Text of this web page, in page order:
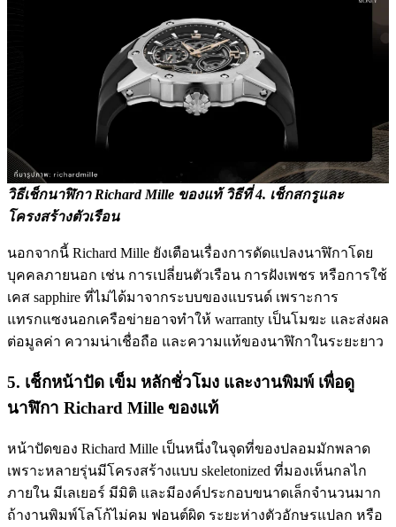
วิธีเช็กนาฬิกา Richard Mille ของแท้ วิธีที่4. เช็กสกรูและ
โครงสร้างตัวเรือน
นอกจากนี้ Richard Mille ยังเตือนเรื่องการดัดแปลงนาฬิกาโดย
บุคคลภายนอก เช่น การเปลี่ยนตัวเรือน การฝังเพชร หรือการใช้
เคส sapphire ที่ไม่ได้มาจากระบบของแบรนด์ เพราะการ
แทรกแซงนอกเครือข่ายอาจทำให้ warranty เป็นโมฆะ และส่งผล
ต่อมูลค่า ความน่าเชื่อถือ และความแท้ของนาฬิกาในระยะยาว
5. เช็กหน้าปัด เข็ม หลักชั่วโมง และงานพิมพ์ เพื่อดู
นาฬิกา Richard Mille ของแท้
หน้าปัดของ Richard Mille เป็นหนึ่งในจุดที่ของปลอมมักพลาด
เพราะหลายรุ่นมีโครงสร้างแบบ skeletonized ที่มองเห็นกลไก
ภายใน มีเลเยอร์ มีมิติ และมีองค์ประกอบขนาดเล็กจำนวนมาก
ถ้างานพิมพ์โลโก้ไม่คม ฟอนต์ผิด ระยะห่างตัวอักษรแปลก หรือ